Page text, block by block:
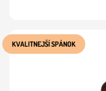
KVALITNEJŠÍ SPÁNOK